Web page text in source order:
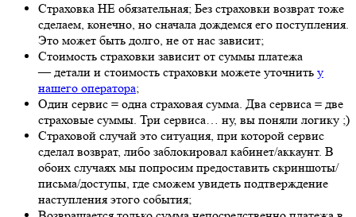
Страховка НЕ обязательная; Без страховки возврат тоже
сделаем, конечно, но сначала дождемся его поступления.
Это может быть долго, не от нас зависит;
Стоимость страховки зависит от суммы платежа
— детали и стоимость страховки можете уточнить у
нашего оператора;
Один сервис = одна страховая сумма. Два сервиса = две
страховые суммы. Три сервиса… ну, вы поняли логику ;)
Страховой случай это ситуация, при которой сервис
сделал возврат, либо заблокировал кабинет/аккаунт. В
обоих случаях мы попросим предоставить скриншоты/
письма/доступы, где сможем увидеть подтверждение
наступления этого события;